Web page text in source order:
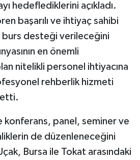
hedeflediklerini açıkladı.
başarılı ve ihtiyaç sahibi
burs desteği verileceğini
en önemli
nitelikli personel ihtiyacına
rehberlik hizmeti
etti.
konferans, panel, seminer ve
de düzenleneceğini
Bursa ile Tokat arasındaki